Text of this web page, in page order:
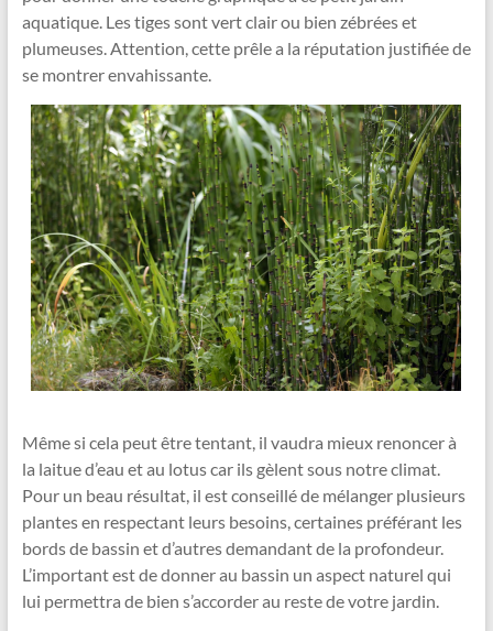
aquatique. Les tiges sont vert clair ou bien zébrées et
plumeuses. Attention, cette prêle a la réputation justifiée de
se montrer envahissante.
Même si cela peut être tentant, il vaudra mieux renoncer à
la laitue d’eau et au lotus car ils gèlent sous notre climat.
Pour un beau résultat, il est conseillé de mélanger plusieurs
plantes en respectant leurs besoins, certaines préférant les
bords de bassin et d’autres demandant de la profondeur.
L’important est de donner au bassin un aspect naturel qui
lui permettra de bien s’accorder au reste de votre jardin.